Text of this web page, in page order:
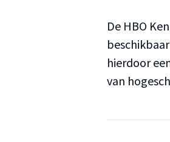
De HBO
hierdoor
van